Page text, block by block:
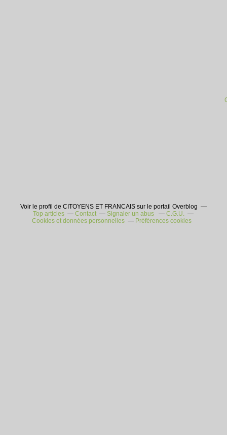
Voir le profil de CITOYENS ET FRANCAIS sur le portail Overblog
Top articles
Contact Signaler un abus
C.G.U.
Cookies et données personnelles
Préférences cookies